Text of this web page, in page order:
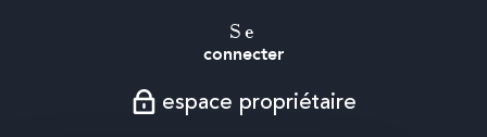
Se
connecter
espace propriétaire